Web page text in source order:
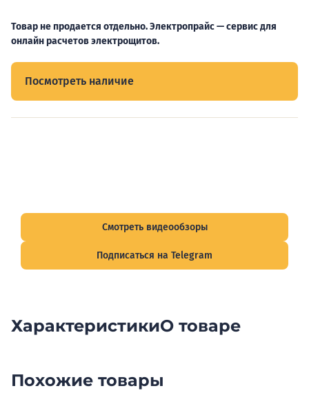
Товар не продается отдельно. Электропрайс — сервис для
онлайн расчетов электрощитов.
Посмотреть наличие
Смотреть видеообзоры
Подписаться на Telegram
ХарактеристикиО товаре
Похожие товары